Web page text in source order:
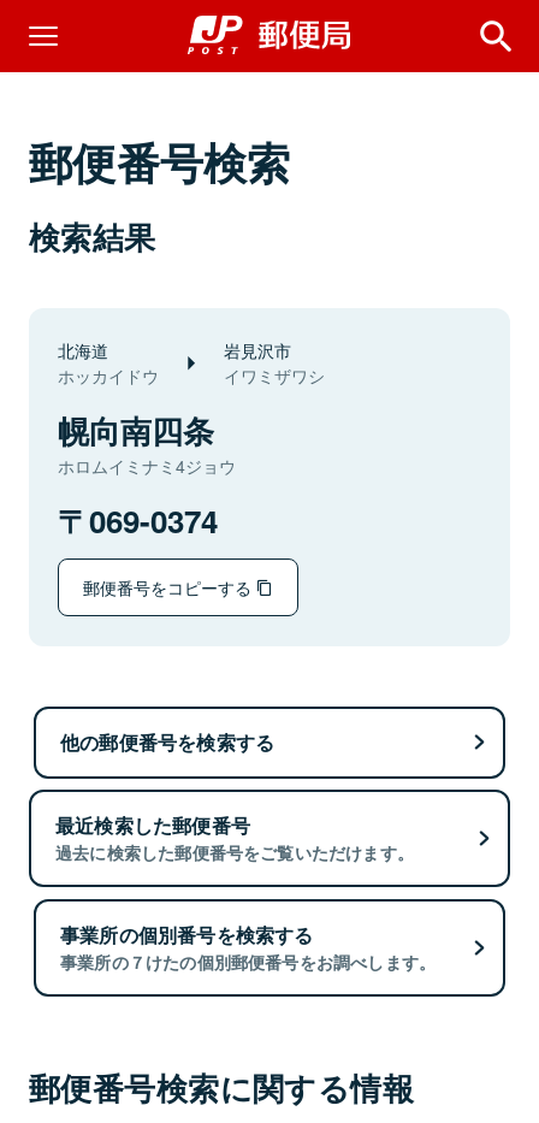
郵便番号検索
検索結果
北海道
ホッカイドウ
岩見沢市
イワミザワシ
幌向南四条
ホロムイミナミ4ジョウ
069-0374
郵便番号をコピーする
他の郵便番号を検索する
最近検索した郵便番号
過去に検索した郵便番号をご覧いただけます。
事業所の個別番号を検索する
事業所の７けたの個別郵便番号をお調べします。
郵便番号検索に関する情報